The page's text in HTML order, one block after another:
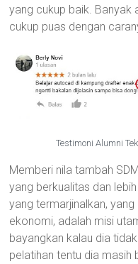
yang cukup baik. Banyak
cukup puas dengan
Testimoni Alumni
Memberi nila tambah
yang berkualitas dan
yang termarjinalkan,
ekonomi, adalah misi
bayangkan kalau dia
pelatihan tentu dia masih